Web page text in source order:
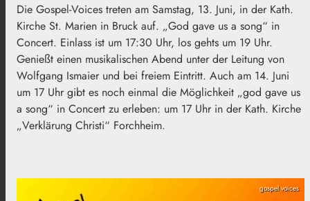
Die Gospel-Voices treten am Samstag, 13. Juni, in der Kath.
Kirche St. Marien in Bruck auf. „God gave us a song“ in
Concert. Einlass ist um 17:30 Uhr, los gehts um 19 Uhr.
Genießt einen musikalischen Abend unter der Leitung von
Wolfgang Ismaier und bei freiem Eintritt. Auch am 14. Juni
um 17 Uhr gibt es noch einmal die Möglichkeit „god gave us
a song“ in Concert zu erleben: um 17 Uhr in der Kath. Kirche
„Verklärung Christi“ Forchheim.
gospel voices